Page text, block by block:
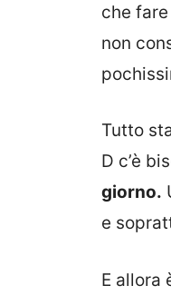
che
non
Tutto
D c’è
giorno.
e
E allora